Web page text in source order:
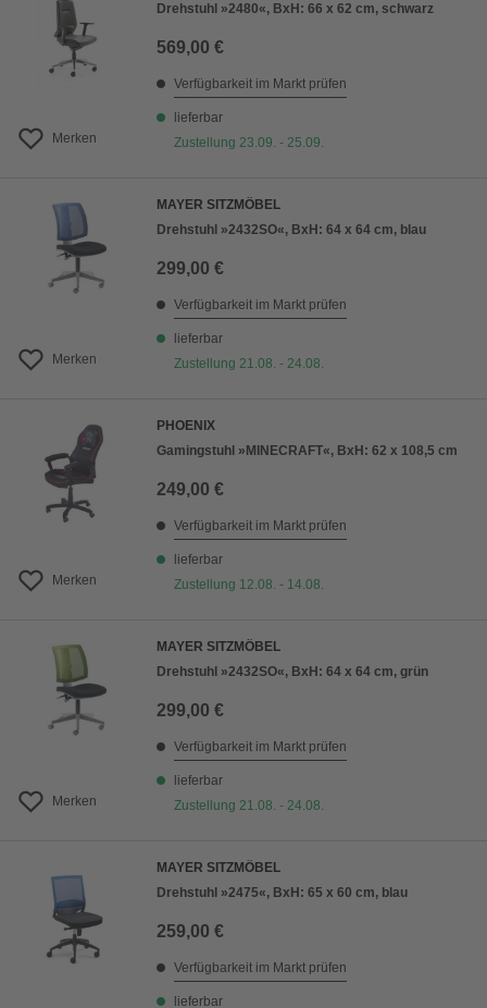
Merken
Drehstuhl »2480«, BxH: 66 x 62 cm, schwarz
569,00 €
Verfügbarkeit im Markt prüfen
lieferbar
Zustellung 23.09. - 25.09.
Merken
MAYER SITZMÖBEL
Drehstuhl »2432SO«, BxH: 64 x 64 cm, blau
299,00 €
Verfügbarkeit im Markt prüfen
lieferbar
Zustellung 21.08. - 24.08.
Merken
PHOENIX
Gamingstuhl »MINECRAFT«, BxH: 62 x 108,5 cm
249,00 €
Verfügbarkeit im Markt prüfen
lieferbar
Zustellung 12.08. - 14.08.
Merken
MAYER SITZMÖBEL
Drehstuhl »2432SO«, BxH: 64 x 64 cm, grün
299,00 €
Verfügbarkeit im Markt prüfen
lieferbar
Zustellung 21.08. - 24.08.
MAYER SITZMÖBEL
Drehstuhl »2475«, BxH: 65 x 60 cm, blau
259,00 €
Verfügbarkeit im Markt prüfen
lieferbar